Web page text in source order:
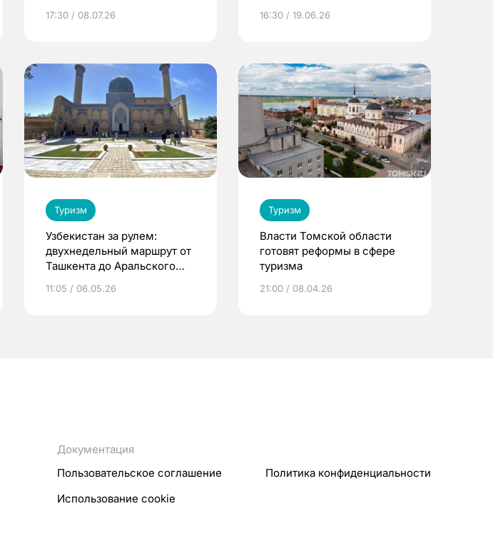
17:30 / 08.07.26 16:30 / 19.06.26
Туризм
Узбекистан за рулем:
двухнедельный маршрут от
Ташкента до Аральского
11:05 / 06.05.26
Туризм
Власти Томской области
готовят реформы в сфере
туризма
21:00 / 08.04.26
Документация
Пользовательское соглашение
Политика конфиденциальности
Использование cookie